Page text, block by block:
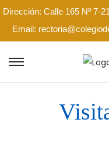
Dirección: Calle 165 Nº 7-
Email: